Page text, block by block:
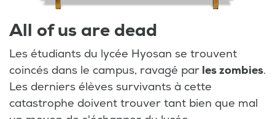
All of us are dead
Les étudiants du lycée Hyosan se trouvent
coincés dans le campus, ravagé par les zombies.
Les derniers élèves survivants à cette
catastrophe doivent trouver tant bien que mal